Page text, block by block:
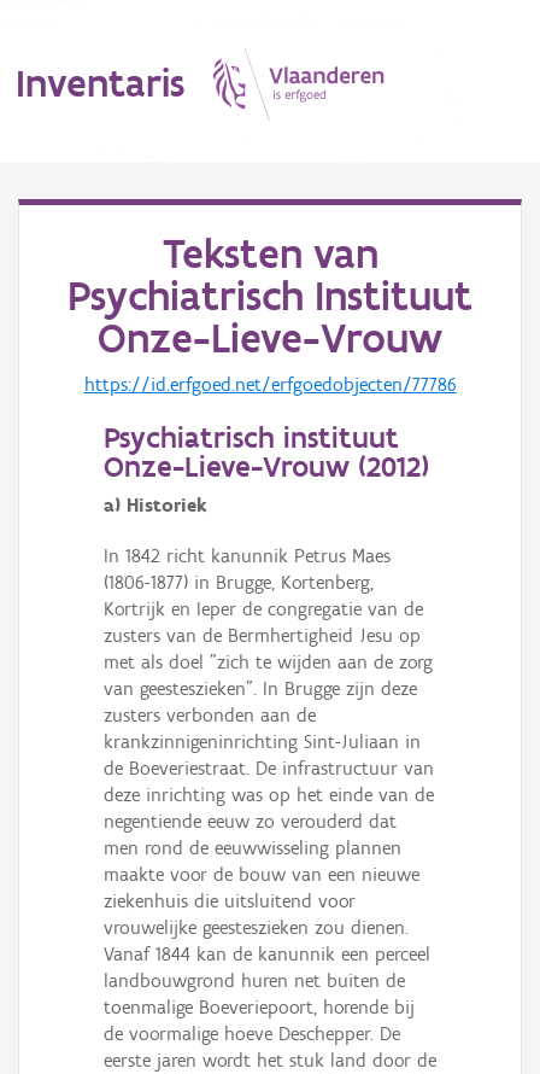
Inventaris
Erfgoedobject
Aanduidingsobject
Waarneming
Gebeurtenis
Persoon of collectief
Teksten van
Psychiatrisch Instituut
Onze-Lieve-Vrouw
https://id.erfgoed.net/erfgoedobjecten/77786
Psychiatrisch instituut
Onze-Lieve-Vrouw (2012)
a) Historiek
In 1842 richt kanunnik Petrus Maes
(1806-1877) in Brugge, Kortenberg,
Kortrijk en Ieper de congregatie van de
zusters van de Bermhertigheid Jesu op
met als doel "zich te wijden aan de zorg
van geesteszieken". In Brugge zijn deze
zusters verbonden aan de
krankzinnigeninrichting Sint-Juliaan in
de Boeveriestraat. De infrastructuur van
deze inrichting was op het einde van de
negentiende eeuw zo verouderd dat
men rond de eeuwwisseling plannen
maakte voor de bouw van een nieuwe
ziekenhuis die uitsluitend voor
vrouwelijke geesteszieken zou dienen.
Vanaf 1844 kan de kanunnik een perceel
landbouwgrond huren net buiten de
toenmalige Boeveriepoort, horende bij
de voormalige hoeve Deschepper. De
eerste jaren wordt het stuk land door de